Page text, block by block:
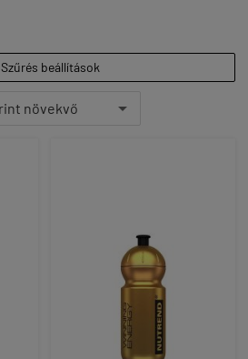
Szűrés beállítások